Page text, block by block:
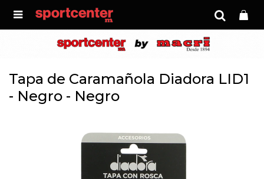

Tapa de Caramañola Diadora LID1
- Negro - Negro